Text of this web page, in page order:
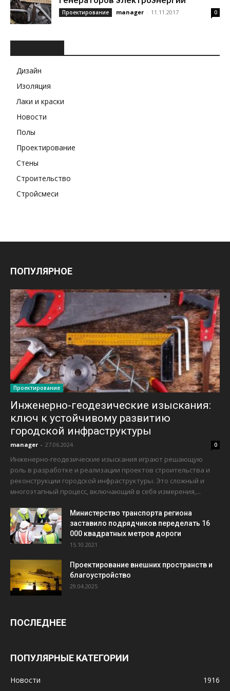
Проектирование manager - 11.11.2017 0
Дизайн
Изоляция
Лаки и краски
Новости
Полы
Проектирование
Стены
Строительство
Стройсмеси
ПОПУЛЯРНОЕ
Проектирование
Инженерно-геодезические изыскания:
ключ к устойчивому развитию
городской инфраструктуры
manager - 27.06.2024 0
Инженерно-геодезические изыскания играют решающую
роль в разработке и реализации проектов строительства и
реконструкции городской инфраструктуры. Это сложный и
многоэтапный процесс, включающий в себя измерения,...
Министерство транспорта региона
заставило подрядчиков переделать 16
000 квадратных метров дороги
15.10.2021
Проектирование внешних пространств и
благоустройство
29.04.2025
ПОСЛЕДНЕЕ
ПОПУЛЯРНЫЕ КАТЕГОРИИ
Новости
1916